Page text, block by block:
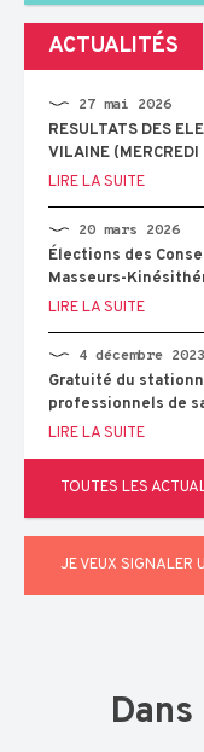
ACTUALITÉS
27 mai 2026
RESULTATS DES
VILAINE
LIRE LA SUITE
20 mars 2026
Élections des
Masseurs-
LIRE LA SUITE
4 décembre 2023
Gratuité du
professionnels de
LIRE LA SUITE
TOUTES LES
JE VEUX SIGNALER